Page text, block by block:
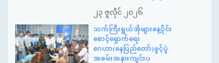
၂၃ ဇူလိုင် ၂၀၂၆
သက်ကြီးရွယ်အိုများနေ့ပိုင်း
စောင့်ရှောက်ရေး
ဂေဟာ(နေပြည်တော်)ဖွင့်ပွဲ
အခမ်းအနားကျင်းပ